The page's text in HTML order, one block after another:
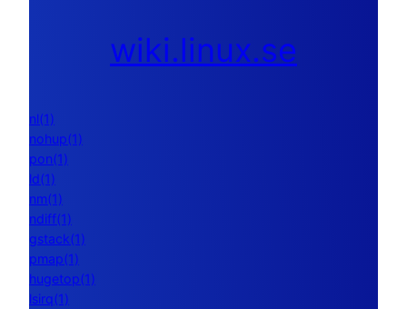
wiki.linux.se
nl(1)
nohup(1)
pon(1)
ld(1)
nm(1)
ndiff(1)
gstack(1)
pmap(1)
hugetop(1)
lsirq(1)